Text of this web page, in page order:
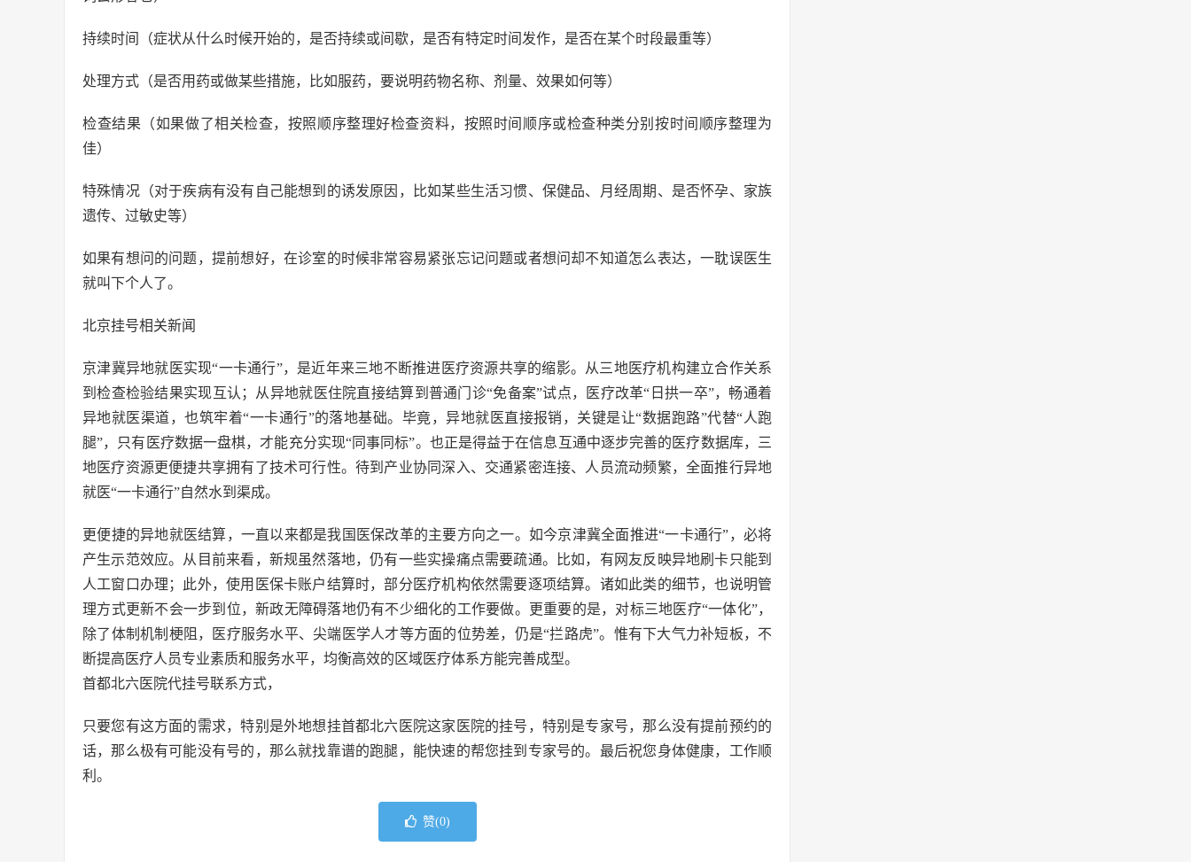
持续时间（症状从什么时候开始的，是否持续或间歇，是否有特定时间发作，是否在某个时段最重等）
处理方式（是否用药或做某些措施，比如服药，要说明药物名称、剂量、效果如何等）
检查结果（如果做了相关检查，按照顺序整理好检查资料，按照时间顺序或检查种类分别按时间顺序整理为
佳）
特殊情况（对于疾病有没有自己能想到的诱发原因，比如某些生活习惯、保健品、月经周期、是否怀孕、家族
遗传、过敏史等）
如果有想问的问题，提前想好，在诊室的时候非常容易紧张忘记问题或者想问却不知道怎么表达，一耽误医生
就叫下个人了。
北京挂号相关新闻
京津冀异地就医实现“一卡通行”，是近年来三地不断推进医疗资源共享的缩影。从三地医疗机构建立合作关系
到检查检验结果实现互认；从异地就医住院直接结算到普通门诊“免备案”试点，医疗改革“日拱一卒”，畅通着
异地就医渠道，也筑牢着“一卡通行”的落地基础。毕竟，异地就医直接报销，关键是让“数据跑路”代替“人跑
腿”，只有医疗数据一盘棋，才能充分实现“同事同标”。也正是得益于在信息互通中逐步完善的医疗数据库，三
地医疗资源更便捷共享拥有了技术可行性。待到产业协同深入、交通紧密连接、人员流动频繁，全面推行异地
就医“一卡通行”自然水到渠成。
更便捷的异地就医结算，一直以来都是我国医保改革的主要方向之一。如今京津冀全面推进“一卡通行”，必将
产生示范效应。从目前来看，新规虽然落地，仍有一些实操痛点需要疏通。比如，有网友反映异地刷卡只能到
人工窗口办理；此外，使用医保卡账户结算时，部分医疗机构依然需要逐项结算。诸如此类的细节，也说明管
理方式更新不会一步到位，新政无障碍落地仍有不少细化的工作要做。更重要的是，对标三地医疗“一体化”，
除了体制机制梗阻，医疗服务水平、尖端医学人才等方面的位势差，仍是“拦路虎”。惟有下大气力补短板，不
断提高医疗人员专业素质和服务水平，均衡高效的区域医疗体系方能完善成型。
首都北六医院代挂号联系方式，
只要您有这方面的需求，特别是外地想挂首都北六医院这家医院的挂号，特别是专家号，那么没有提前预约的
话，那么极有可能没有号的，那么就找靠谱的跑腿，能快速的帮您挂到专家号的。最后祝您身体健康，工作顺
利。
赞(0)